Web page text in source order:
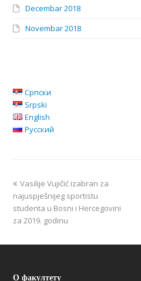
Decembar 2018
Novembar 2018
Српски
Srpski
English
Русский
Vasilije Vujičić izabran za
najuspješnijeg sportistu
studenta u Bosni i Hercegovini
za 2019. godinu
О факултету